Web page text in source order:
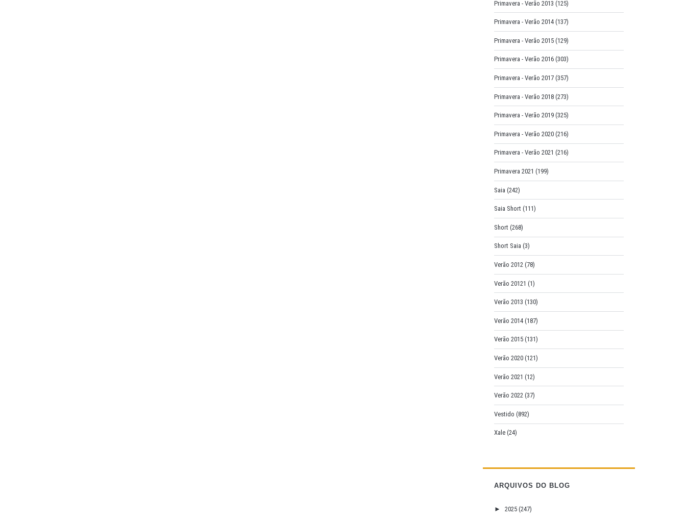
Primavera - Verão 2013 (125)
Primavera - Verão 2014 (137)
Primavera - Verão 2015 (129)
Primavera - Verão 2016 (303)
Primavera - Verão 2017 (357)
Primavera - Verão 2018 (273)
Primavera - Verão 2019 (325)
Primavera - Verão 2020 (216)
Primavera - Verão 2021 (216)
Primavera 2021 (199)
Saia (242)
Saia Short (111)
Short (268)
Short Saia (3)
Verão 2012 (78)
Verão 20121 (1)
Verão 2013 (130)
Verão 2014 (187)
Verão 2015 (131)
Verão 2020 (121)
Verão 2021 (12)
Verão 2022 (37)
Vestido (892)
Xale (24)
ARQUIVOS DO BLOG
► 2025 (247)